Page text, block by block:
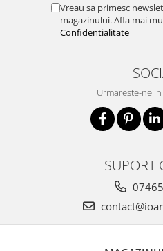
Vreau sa primesc
magazinului. Afla mai
Confidentialitate
Urmareste-ne
SUPORT